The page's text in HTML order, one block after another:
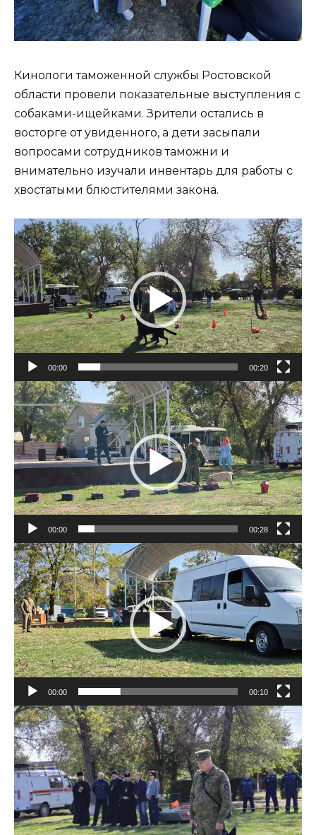
Кинологи таможенной службы Ростовской
области провели показательные выступления с
собаками-ищейками. Зрители остались в
восторге от увиденного, а дети засыпали
вопросами сотрудников таможни и
внимательно изучали инвентарь для работы с
хвостатыми блюстителями закона.
Видеоплеер
00:00 00:20
Видеоплеер
00:00 00:28
Видеоплеер
00:00 00:10